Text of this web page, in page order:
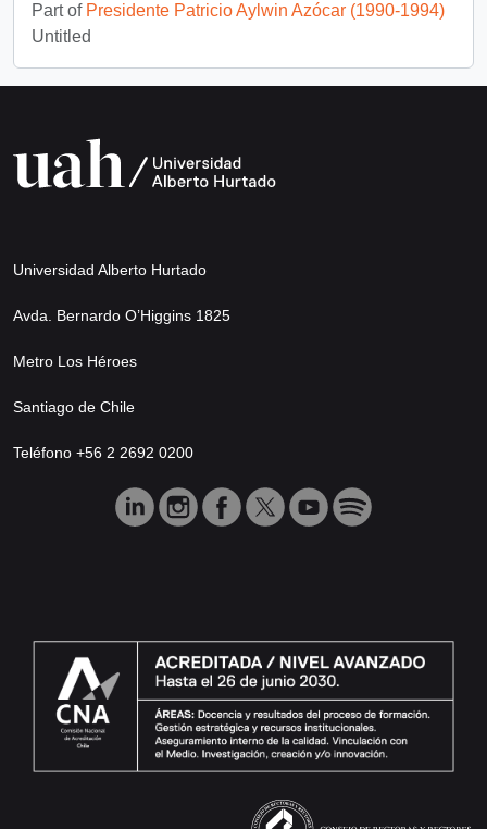
Part of Presidente Patricio Aylwin Azócar (1990-1994)
Untitled
Universidad Alberto Hurtado
Avda. Bernardo O’Higgins 1825
Metro Los Héroes
Santiago de Chile
Teléfono +56 2 2692 0200